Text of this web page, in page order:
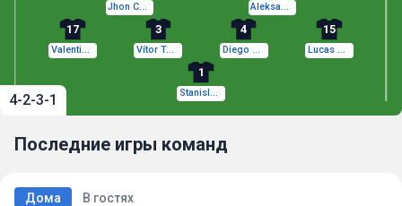
1
Stanislav Agkatsev
17
Valentin Paltsev
3
Vítor Tormena
4
Diego Costa
15
Lucas Olaza
Jhon Córdoba Aleksandr Chernikov
4-2-3-1
Последние игры команд
Дома В гостях